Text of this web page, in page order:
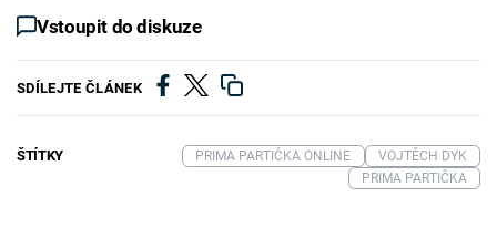
Vstoupit do diskuze
SDÍLEJTE ČLÁNEK
ŠTÍTKY PRIMA PARTIČKA ONLINE
VOJTĚCH DYK
PRIMA PARTIČKA